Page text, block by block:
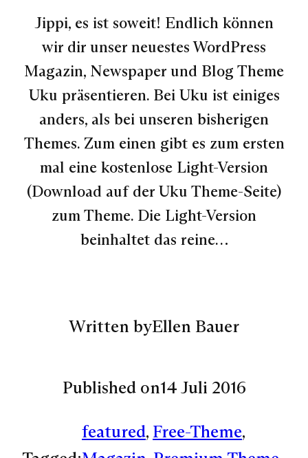
Jippi, es ist soweit! Endlich können
wir dir unser neuestes WordPress
Magazin, Newspaper und Blog Theme
Uku präsentieren. Bei Uku ist einiges
anders, als bei unseren bisherigen
Themes. Zum einen gibt es zum ersten
mal eine kostenlose Light-Version
(Download auf der Uku Theme-Seite)
zum Theme. Die Light-Version
beinhaltet das reine…
Written byEllen Bauer
Published on14 Juli 2016
featured, Free-Theme